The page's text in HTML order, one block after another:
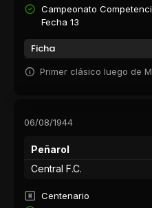
Campeonato
Fecha 13
Ficha
Primer clásico luego de
06/08/1944
Peñarol
Central F.C.
Centenario